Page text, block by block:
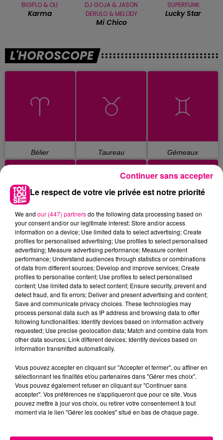
BIGFLO & OLI
Karma
DJ GOJA & JASON
DERULO & MELODY
Mi Chico
SUPERFUNK
Lucky Star
L'HOROSCOPE
Bélier Taureau Gémeaux
Cancer Lion Vierge
Balance Scorpion Sagittaire
Poissons
Le respect de votre vie privée est notre priorité
We and our (447) partnersdo the following data processing based on
your consent and/or our legitimate interest: Store and/or access
information on a device; Use limited data to select advertising; Create
profiles for personalised advertising; Use profiles to select personalised
advertising; Measure advertising performance; Measure content
performance; Understand audiences through statistics or combinations
of data from different sources; Develop and improve services; Create
profiles to personalise content; Use profiles to select personalised
content; Use limited data to select content; Ensure security, prevent and
detect fraud, and fix errors; Deliver and present advertising and content;
Save and communicate privacy choices. These technologies may
process personal data such as IP address and browsing data to offer
following functionalities: Identify devices based on information actively
requested; Use precise geolocation data; Match and combine data from
other data sources; Link different devices; Identify devices based on
information transmitted automatically.
Vous pouvez accepter en cliquant sur "Accepter et fermer", ou affiner en
sélectionnant les finalités et/ou partenaires dans "Gérer mes choix".
Vous pouvez également refuser en cliquant sur "Continuer sans
accepter". Vos préférences ne s'appliqueront que pour ce site. Vous
pouvez mettre à jour vos choix, ou retirer votre consentement à tout
moment via le lien "Gérer les cookies" situé en bas de chaque page.
Continuer sans accepter